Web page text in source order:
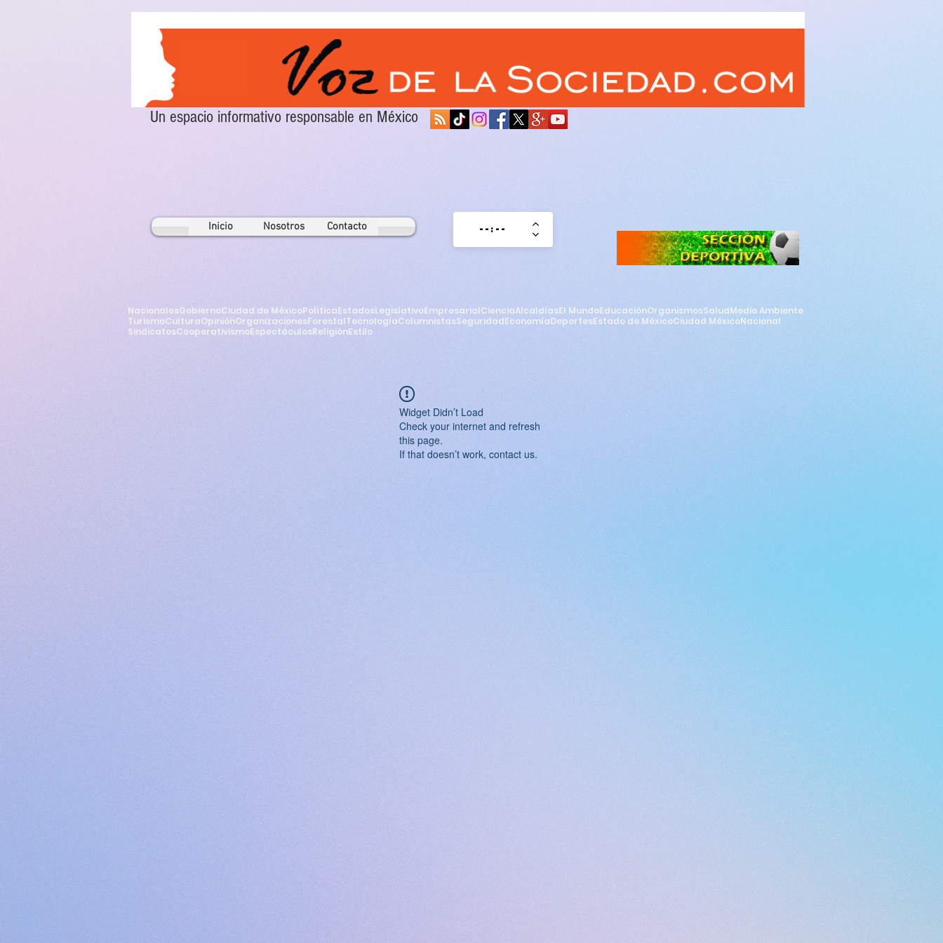
Un espacio informativo responsable en México
Inicio Nosotros Contacto
NacionalesGobiernoCiudad de MéxicoPolíticaEstadosLegislativoEmpresarialCienciaAlcaldíasEl MundoEducaciónOrganismosSaludMedio Ambiente
TurismoCulturaOpiniónOrganizacionesForestalTecnologíaColumnistasSeguridadEconomíaDeportesEstado de MéxicoCiudad MéxicoNacional
SindicatosCooperativismoEspectáculosReligiónEstilo
Widget Didn’t Load
Check your internet and refresh
this page.
If that doesn’t work, contact us.